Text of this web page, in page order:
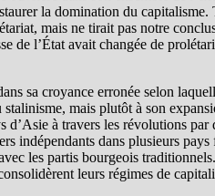
la domination du
mais ne tirait pas notre
de l’État avait changée de
sa croyance erronée selon
mais plutôt à son
d’Asie à travers les révolutions par
indépendants dans plusieurs
les partis bourgeois
leurs régimes de